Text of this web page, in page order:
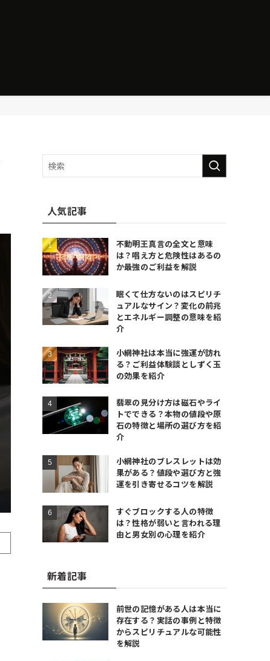
人気記事
不動明王真言の全文と意味
は？唱え方と危険性はあるの
か最強のご利益を解説
眠くて仕方ないのはスピリチ
ュアルなサイン？変化の前兆
とエネルギー調整の意味を紹
介
小網神社は本当に強運が訪れ
る？ご利益体験談としずく玉
の効果を紹介
翡翠の見分け方は磁石やライ
トでできる？本物の値段や原
石の特徴と場所の選び方を紹
介
小網神社のブレスレットは効
果がある？値段や選び方と強
運を引き寄せるコツを解説
すぐブロックする人の特徴
は？性格が弱いと言われる理
由と男女別の心理を紹介
新着記事
前世の記憶がある人は本当に
存在する？実話の事例と特徴
からスピリチュアルな可能性
を解説